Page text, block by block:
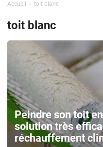
Accueil toit blanc
toit blanc
Peindre son toit
solution très
réchauffement